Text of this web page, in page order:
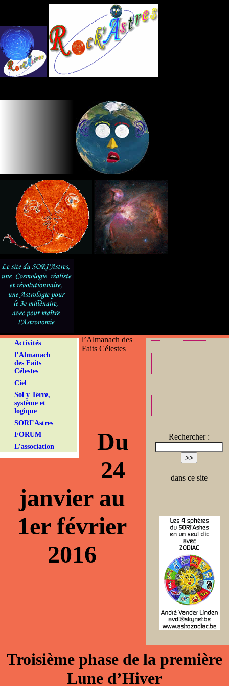
Activités
l’Almanach
des Faits
Célestes
Ciel
Sol y Terre,
système et
logique
SORI’Astres
FORUM
L’association
Rechercher :
dans ce site
l’Almanach des
Faits Célestes
Du
24
janvier au
1er février
2016
Troisième phase de la première
Lune d’Hiver
Panneau de gestion des cookies